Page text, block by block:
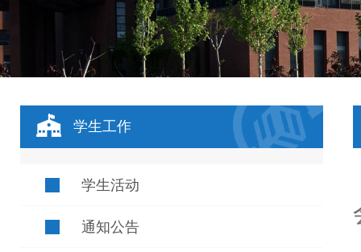
学生工作
学生活动
通知公告